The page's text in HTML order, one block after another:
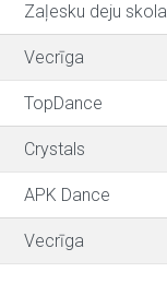
Zaļesku deju skola
Vecrīga
TopDance
Crystals
APK Dance
Vecrīga